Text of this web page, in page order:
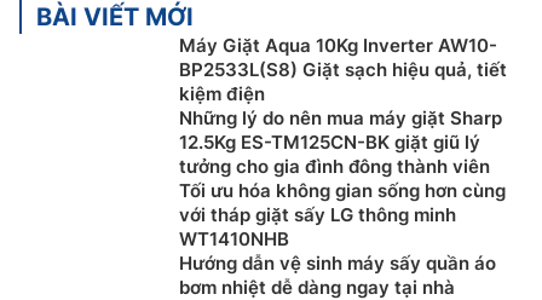
BÀI VIẾT MỚI
Máy Giặt Aqua 10Kg Inverter AW10-
BP2533L(S8) Giặt sạch hiệu quả, tiết
kiệm điện
Những lý do nên mua máy giặt Sharp
12.5Kg ES-TM125CN-BK giặt giũ lý
tưởng cho gia đình đông thành viên
Tối ưu hóa không gian sống hơn cùng
với tháp giặt sấy LG thông minh
WT1410NHB
Hướng dẫn vệ sinh máy sấy quần áo
bơm nhiệt dễ dàng ngay tại nhà